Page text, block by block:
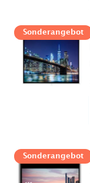
Sonderangebot
Sonderangebot